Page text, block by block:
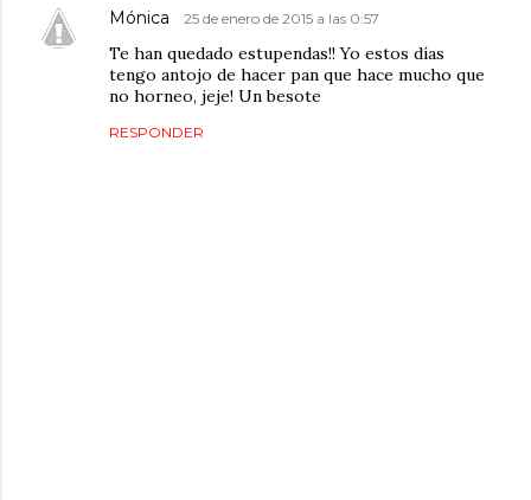
Mónica 25 de enero de 2015 a las 0:57
Te han quedado estupendas!! Yo estos días
tengo antojo de hacer pan que hace mucho que
no horneo, jeje! Un besote
RESPONDER